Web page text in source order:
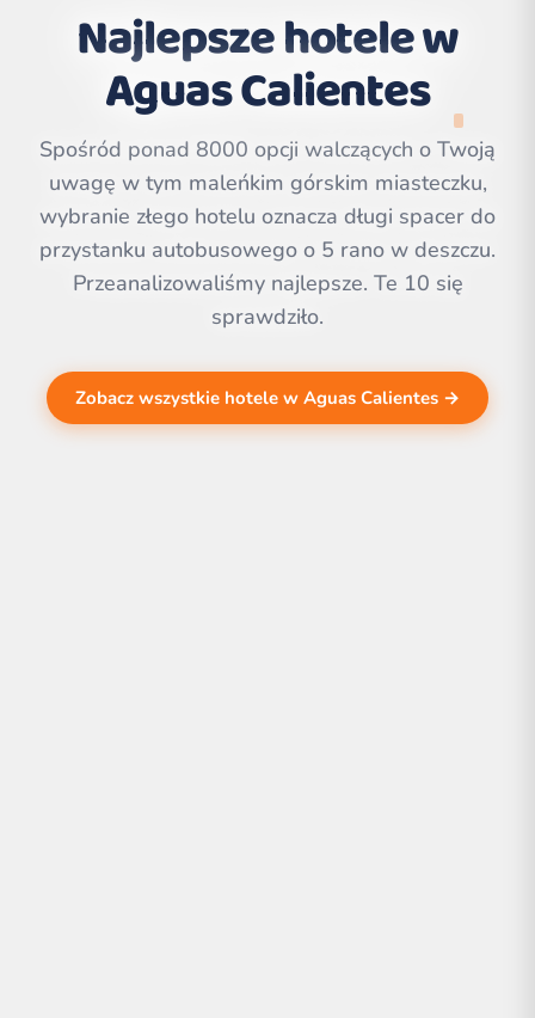
contributors | ©
CARTO
Najlepsze hotele w
Aguas Calientes
Spośród ponad 8000 opcji walczących o Twoją
uwagę w tym maleńkim górskim miasteczku,
wybranie złego hotelu oznacza długi spacer do
przystanku autobusowego o 5 rano w deszczu.
Przeanalizowaliśmy najlepsze. Te 10 się
sprawdziło.
Zobacz wszystkie hotele w Aguas Calientes →